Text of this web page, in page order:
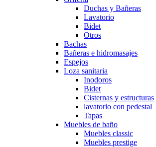
Duchas y Bañeras
Lavatorio
Bidet
Otros
Bachas
Bañeras e hidromasajes
Espejos
Loza sanitaria
Inodoros
Bidet
Cisternas y estructuras
lavatorio con pedestal
Tapas
Muebles de baño
Muebles classic
Muebles prestige